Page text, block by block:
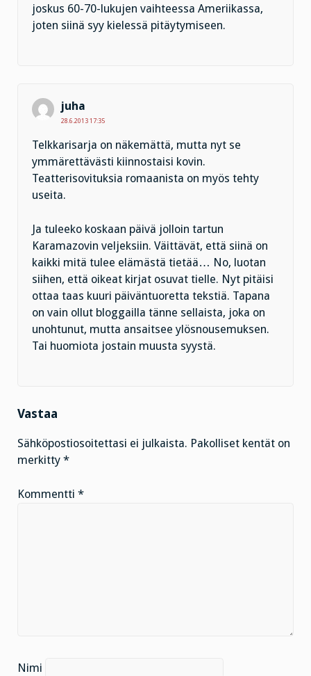
joskus 60-70-lukujen vaihteessa Ameriikassa,
joten siinä syy kielessä pitäytymiseen.
juha
28.6.2013 17:35
Telkkarisarja on näkemättä, mutta nyt se
ymmärettävästi kiinnostaisi kovin.
Teatterisovituksia romaanista on myös tehty
useita.
Ja tuleeko koskaan päivä jolloin tartun
Karamazovin veljeksiin. Väittävät, että siinä on
kaikki mitä tulee elämästä tietää… No, luotan
siihen, että oikeat kirjat osuvat tielle. Nyt pitäisi
ottaa taas kuuri päiväntuoretta tekstiä. Tapana
on vain ollut bloggailla tänne sellaista, joka on
unohtunut, mutta ansaitsee ylösnousemuksen.
Tai huomiota jostain muusta syystä.
Vastaa
Sähköpostiosoitettasi ei julkaista. Pakolliset kentät on
merkitty *
Kommentti *
Nimi